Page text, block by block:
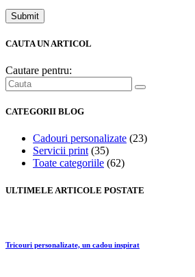
Submit
CAUTA UN ARTICOL
Cautare pentru:
CATEGORII BLOG
Cadouri personalizate (23)
Servicii print (35)
Toate categoriile (62)
ULTIMELE ARTICOLE POSTATE
Tricouri personalizate, un cadou inspirat